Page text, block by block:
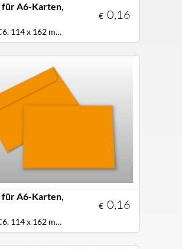
€ 0,16
A6-Karten,
Kuverts C6, 114 x 162 mm, Farbe gelb
€ 0,16
A6-Karten,
Kuverts C6, 114 x 162 mm, Farbe orange